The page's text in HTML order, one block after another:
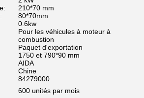
210*70 mm
80*70mm
0.6kw
Pour les véhicules à moteur à
combustion
Paquet d'exportation
1750 et 790*90 mm
AIDA
Chine
84279000
600 unités par mois